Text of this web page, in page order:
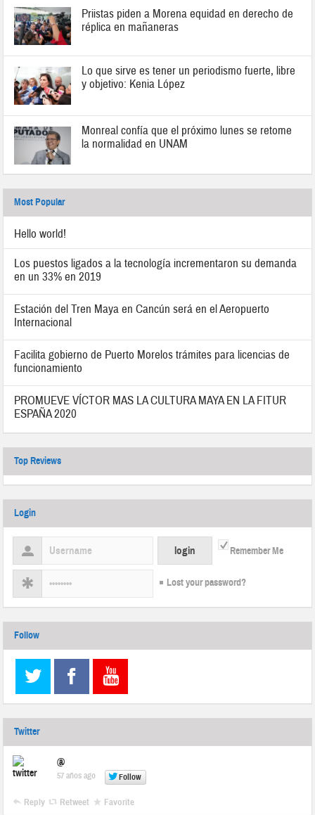
Priistas piden a Morena equidad en derecho de
réplica en mañaneras
Lo que sirve es tener un periodismo fuerte, libre
y objetivo: Kenia López
Monreal confía que el próximo lunes se retome
la normalidad en UNAM
Most Popular
Hello world!
Los puestos ligados a la tecnología incrementaron su demanda
en un 33% en 2019
Estación del Tren Maya en Cancún será en el Aeropuerto
Internacional
Facilita gobierno de Puerto Morelos trámites para licencias de
funcionamiento
PROMUEVE VÍCTOR MAS LA CULTURA MAYA EN LA FITUR
ESPAÑA 2020
Top Reviews
Login
Remember Me
Lost your password?
Follow
Twitter
@
57 años ago Follow
Reply Retweet Favorite